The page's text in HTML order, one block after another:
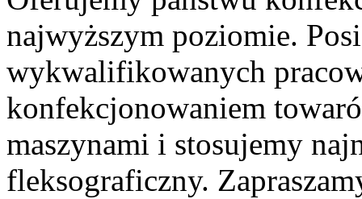
najwyższym poziomie.
wykwalifikowanych
konfekcjonowaniem
maszynami i stosujemy
fleksograficzny.